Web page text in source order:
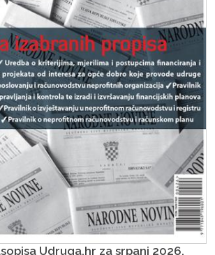
Udruga.hr za srpanj 2026.